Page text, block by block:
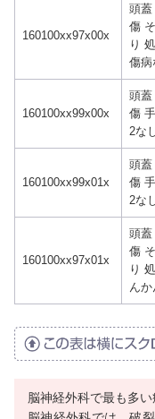
160100xx97x00x
頭蓋
傷
り
傷病
160100xx99x00x
頭蓋
傷
2な
160100xx99x01x
頭蓋
傷
2な
160100xx97x01x
頭蓋
傷
り
ん
脳神経外科で最も多